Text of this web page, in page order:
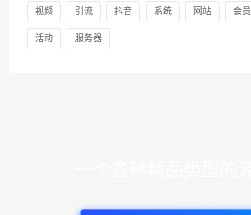
视频 引流 抖音 系统 网站 会员
活动 服务器